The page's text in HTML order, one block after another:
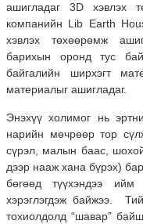
ашигладаг 3D хэвлэх
компанийн Lib Earth
хэвлэх төхөөрөмж
барихын оронд тус
байгалийн ширхэгт
материалыг ашигладаг.
Энэхүү холимог нь
нарийн мөчрөөр тор
сүрэл, малын баас, шохой
дээр нааж хана бүрэх)
бөгөөд түүхэндээ
хэрэглэгдэж байжээ.
тохиолдолд “шавар”